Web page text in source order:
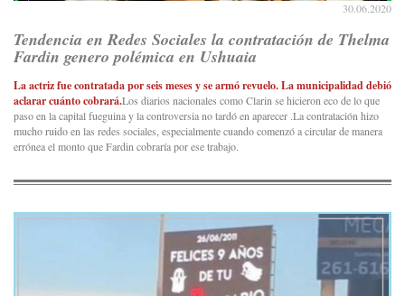
30.06.2020
Tendencia en Redes Sociales la contratación de Thelma
Fardin genero polémica en Ushuaia
La actriz fue contratada por seis meses y se armó revuelo. La municipalidad debió
aclarar cuánto cobrará.Los diarios nacionales como Clarin se hicieron eco de lo que
paso en la capital fueguina y la controversia no tardó en aparecer .La contratación hizo
mucho ruido en las redes sociales, especialmente cuando comenzó a circular de manera
errónea el monto que Fardin cobraría por ese trabajo.